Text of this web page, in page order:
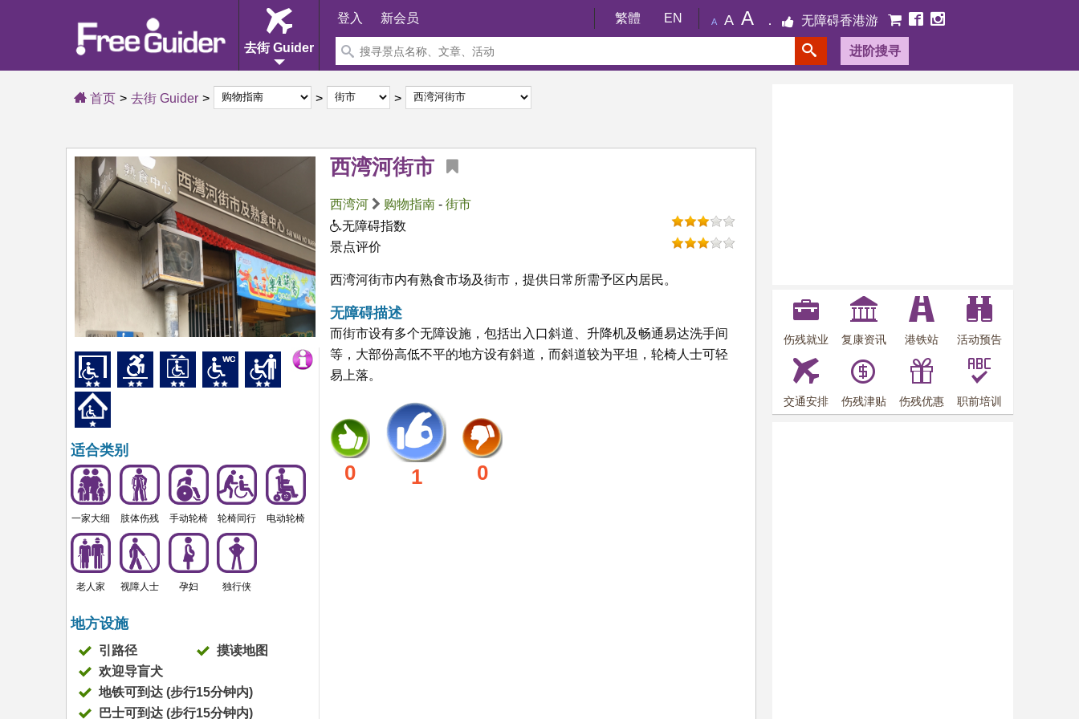
去街 Guider
登入 新会员 繁體 EN A A A 无障碍香港游
进阶搜寻
首页 去街 Guider
西湾河街市
西湾河 购物指南 - 街市
无障碍指数
景点评价
适合类别
一家大细 肢体伤残 手动轮椅 轮椅同行 电动轮椅
老人家 视障人士 孕妇 独行侠
地方设施
引路径
摸读地图
欢迎导盲犬
地铁可到达 (步行15分钟内)
巴士可到达 (步行15分钟内)
西湾河街市内有熟食市场及街市，提供日常所需予区内居民。
无障碍描述
而街市设有多个无障设施，包括出入口斜道、升降机及畅通易达洗手间
等，大部份高低不平的地方设有斜道，而斜道较为平坦，轮椅人士可轻
易上落。
0 1 0
伤残就业 复康资讯 港铁站 活动预告
交通安排 伤残津贴 伤残优惠 职前培训